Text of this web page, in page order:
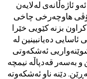
ئاژەڵانەی لەلایەن
هاوچەرخی چاخی
بزنە کێویی خێرا
دەیانبینین لە
ئەشکەوتی
بەسەر قەدپاڵە نیمچە
دێنە ناو ئەشکەوتە